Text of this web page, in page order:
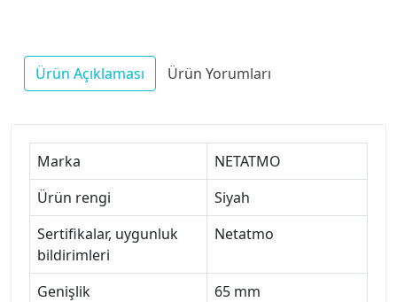
Ürün Açıklaması Ürün Yorumları
Marka
NETATMO
Ürün rengi
Siyah
Sertifikalar, uygunluk
bildirimleri
Netatmo
Genişlik
65 mm